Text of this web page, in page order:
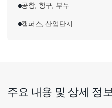
공항, 항구, 부두
캠퍼스, 산업단지
주요 내용 및 상세 정보